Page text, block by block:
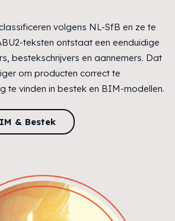
volgens NL-SfB en ze te
teksten ontstaat een eenduidige
bestekschrijvers en aannemers. Dat
om producten correct te
te vinden in bestek en BIM-modellen.
& Bestek